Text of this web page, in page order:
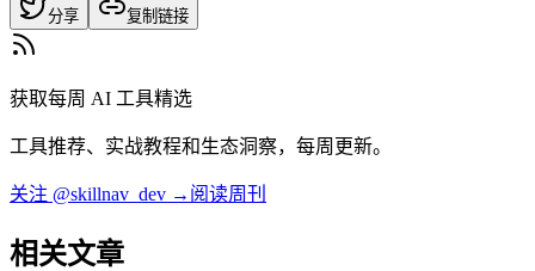
分享 复制链接
获取每周 AI 工具精选
工具推荐、实战教程和生态洞察，每周更新。
关注 @skillnav_dev → 阅读周刊
相关文章